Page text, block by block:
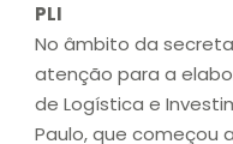
PLI
No âmbito da
atenção para a
de Logística e
Paulo, que começou